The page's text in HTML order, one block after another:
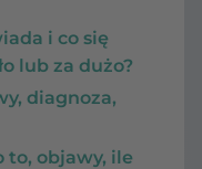
i co się
lub za dużo?
diagnoza,
to, objawy, ile